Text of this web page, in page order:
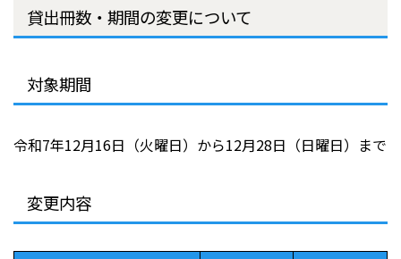
貸出冊数・期間の変更について
対象期間
令和7年12月16日（火曜日）から12月28日（日曜日）まで
変更内容